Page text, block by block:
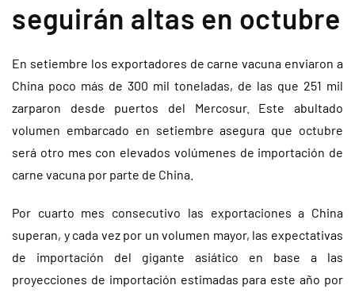
seguirán altas en octubre
En setiembre los exportadores de carne vacuna enviaron a
China poco más de 300 mil toneladas, de las que 251 mil
zarparon desde puertos del Mercosur. Este abultado
volumen embarcado en setiembre asegura que octubre
será otro mes con elevados volúmenes de importación de
carne vacuna por parte de China.
Por cuarto mes consecutivo las exportaciones a China
superan, y cada vez por un volumen mayor, las expectativas
de importación del gigante asiático en base a las
proyecciones de importación estimadas para este año por